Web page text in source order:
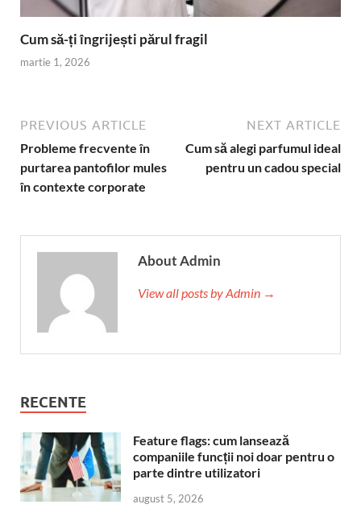
Cum să-ți îngrijești părul fragil
martie 1, 2026
PREVIOUS ARTICLE
Probleme frecvente în
purtarea pantofilor mules
în contexte corporate
NEXT ARTICLE
Cum să alegi parfumul ideal
pentru un cadou special
About Admin
View all posts by Admin →
RECENTE
Feature flags: cum lansează
companiile funcții noi doar pentru o
parte dintre utilizatori
august 5, 2026